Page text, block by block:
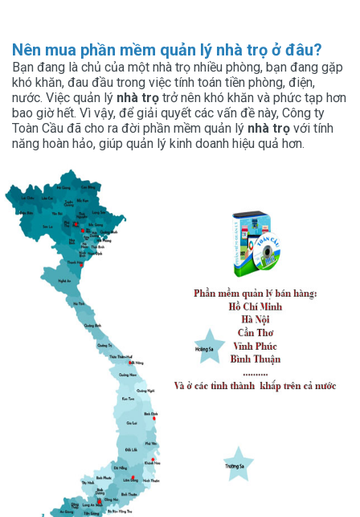
Nên mua phần mềm quản lý nhà trọ ở đâu?
Bạn đang là chủ của một nhà trọ nhiều phòng, bạn đang gặp
khó khăn, đau đầu trong việc tính toán tiền phòng, điện,
nước. Việc quản lý nhà trọ trở nên khó khăn và phức tạp hơn
bao giờ hết. Vì vậy, để giải quyết các vấn đề này, Công ty
Toàn Cầu đã cho ra đời phần mềm quản lý nhà trọ với tính
năng hoàn hảo, giúp quản lý kinh doanh hiệu quả hơn.